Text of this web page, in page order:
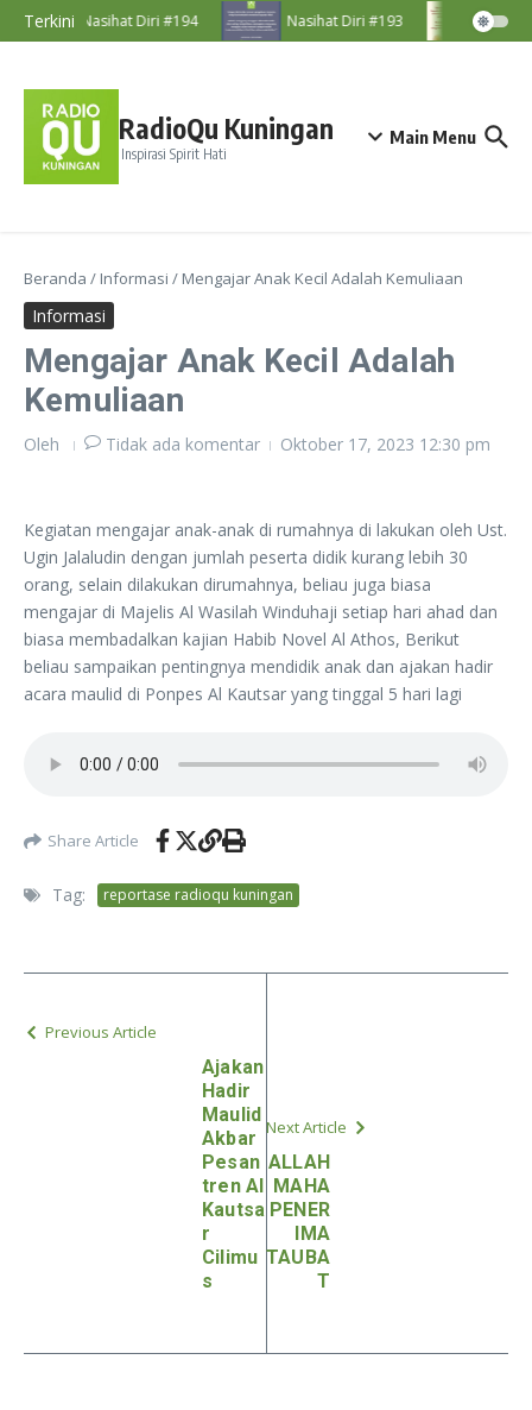
Lewati ke konten
Terkini Nasihat Diri #194 Nasihat Diri #193
RadioQu Kuningan
Inspirasi Spirit Hati
Main Menu
Beranda / Informasi / Mengajar Anak Kecil Adalah Kemuliaan
Informasi
Mengajar Anak Kecil Adalah
Kemuliaan
Oleh Tidak ada komentar Oktober 17, 2023 12:30 pm
Kegiatan mengajar anak-anak di rumahnya di lakukan oleh Ust.
Ugin Jalaludin dengan jumlah peserta didik kurang lebih 30
orang, selain dilakukan dirumahnya, beliau juga biasa
mengajar di Majelis Al Wasilah Winduhaji setiap hari ahad dan
biasa membadalkan kajian Habib Novel Al Athos, Berikut
beliau sampaikan pentingnya mendidik anak dan ajakan hadir
acara maulid di Ponpes Al Kautsar yang tinggal 5 hari lagi
Share Article
Tag: reportase radioqu kuningan
Previous Article
Ajakan
Hadir
Maulid
Akbar
Pesan
tren Al
Kautsa
r
Cilimu
s
Next Article
ALLAH
MAHA
PENER
IMA
TAUBA
T